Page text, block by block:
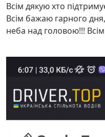
Всім дякую хто
Всім бажаю гарного
неба над головою!!! Всім